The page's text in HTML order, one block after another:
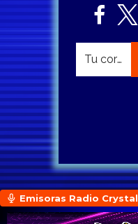
Emisoras Radio Crystal